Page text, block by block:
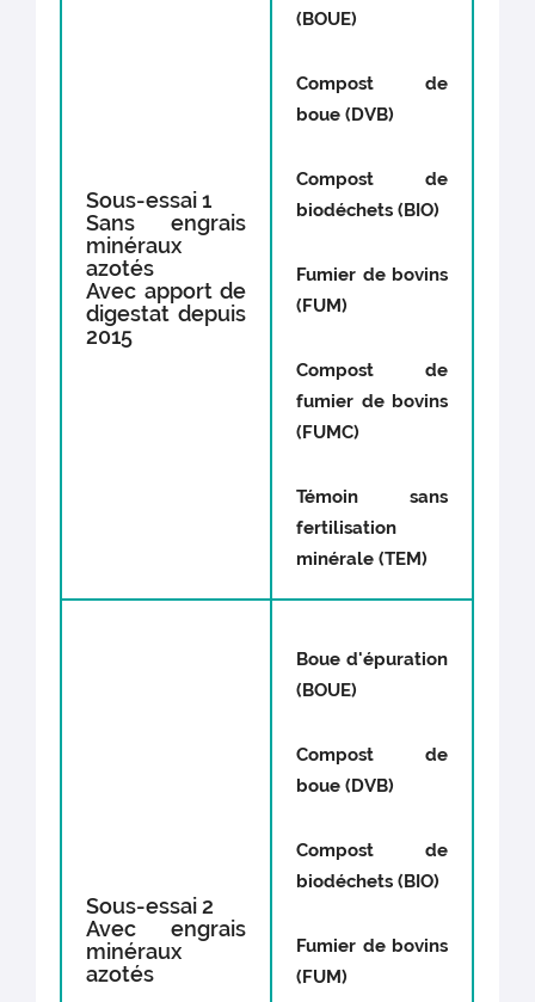
Sous-essai 1
Sans engrais
minéraux
azotés
Avec apport de
digestat depuis
2015
(BOUE)
Compost de
boue (DVB)
Compost de
biodéchets (BIO)
Fumier de bovins
(FUM)
Compost de
fumier de bovins
(FUMC)
Témoin sans
fertilisation
minérale (TEM)
Sous-essai 2
Avec engrais
minéraux
azotés
Boue d'épuration
(BOUE)
Compost de
boue (DVB)
Compost de
biodéchets (BIO)
Fumier de bovins
(FUM)